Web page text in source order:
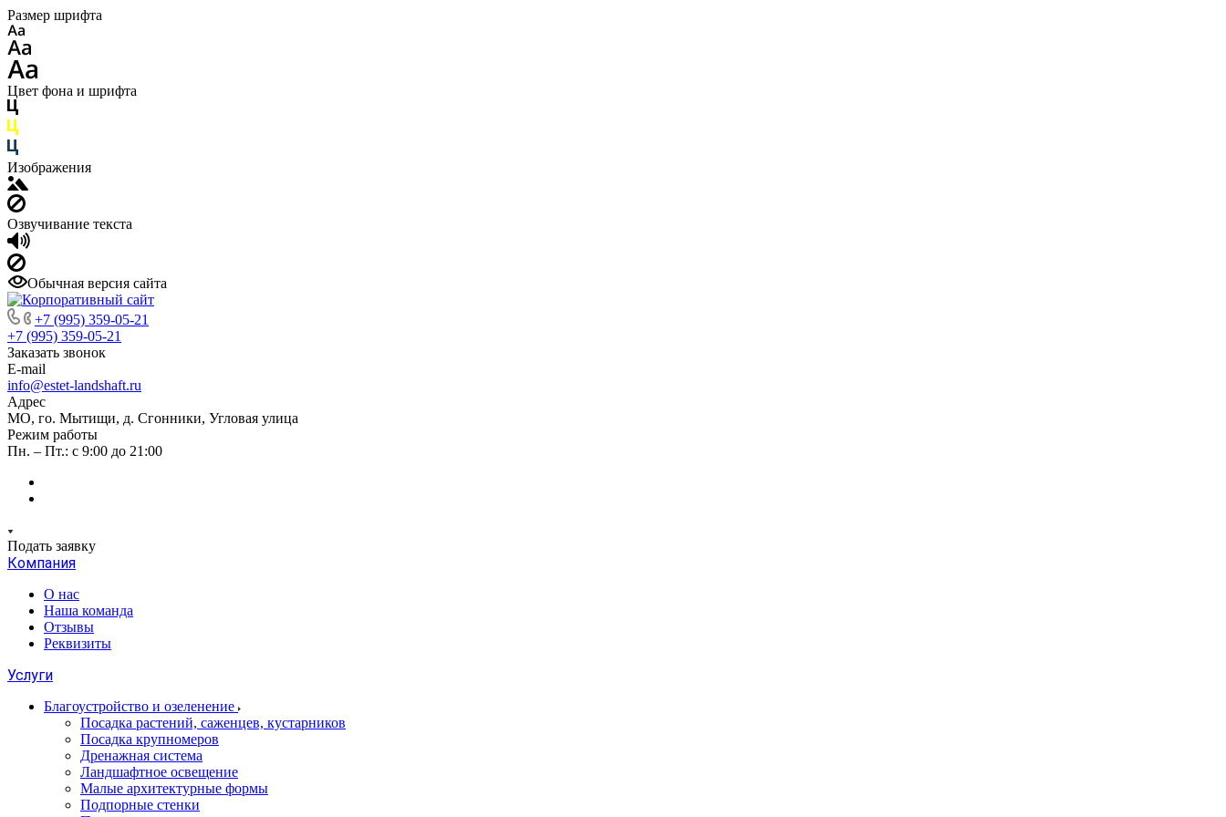
Размер шрифта
Цвет фона и шрифта
Изображения
Озвучивание текста
Обычная версия сайта
+7 (995) 359-05-21
+7 (995) 359-05-21
Заказать звонок
E-mail
info@estet-landshaft.ru
Адрес
МО, го. Мытищи, д. Сгонники, Угловая улица
Режим работы
Пн. – Пт.: с 9:00 до 21:00
Подать заявку
Компания
О нас
Наша команда
Отзывы
Реквизиты
Услуги
Благоустройство и озеленение
Посадка растений, саженцев, кустарников
Посадка крупномеров
Дренажная система
Ландшафтное освещение
Малые архитектурные формы
Подпорные стенки